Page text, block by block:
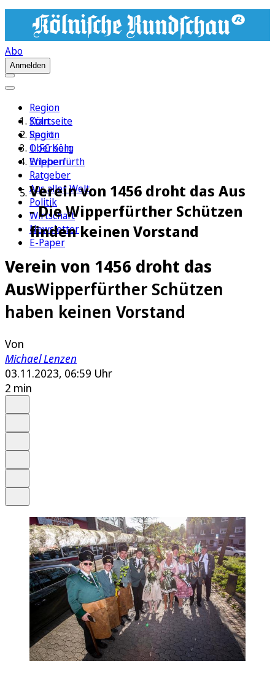
Abo
Anmelden
Region
Köln
Sport
1. FC Köln
Erleben
Ratgeber
Aus aller Welt
Politik
Wirtschaft
Newsletter
E-Paper
Startseite
Region
Oberberg
Wipperfürth
Verein von 1456 droht das Aus
- Die Wipperfürther Schützen
finden keinen Vorstand
Verein von 1456 droht das
AusWipperfürther Schützen
haben keinen Vorstand
Von
Michael Lenzen
03.11.2023, 06:59 Uhr
2 min